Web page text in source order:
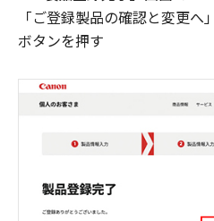
「ご登録製品の確認と変更へ」
ボタンを押す